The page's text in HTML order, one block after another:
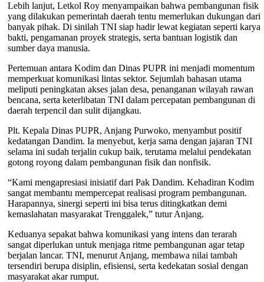
Lebih lanjut, Letkol Roy menyampaikan bahwa pembangunan fisik
yang dilakukan pemerintah daerah tentu memerlukan dukungan dari
banyak pihak. Di sinilah TNI siap hadir lewat kegiatan seperti karya
bakti, pengamanan proyek strategis, serta bantuan logistik dan
sumber daya manusia.
Pertemuan antara Kodim dan Dinas PUPR ini menjadi momentum
memperkuat komunikasi lintas sektor. Sejumlah bahasan utama
meliputi peningkatan akses jalan desa, penanganan wilayah rawan
bencana, serta keterlibatan TNI dalam percepatan pembangunan di
daerah terpencil dan sulit dijangkau.
Plt. Kepala Dinas PUPR, Anjang Purwoko, menyambut positif
kedatangan Dandim. Ia menyebut, kerja sama dengan jajaran TNI
selama ini sudah terjalin cukup baik, terutama melalui pendekatan
gotong royong dalam pembangunan fisik dan nonfisik.
“Kami mengapresiasi inisiatif dari Pak Dandim. Kehadiran Kodim
sangat membantu mempercepat realisasi program pembangunan.
Harapannya, sinergi seperti ini bisa terus ditingkatkan demi
kemaslahatan masyarakat Trenggalek,” tutur Anjang.
Keduanya sepakat bahwa komunikasi yang intens dan terarah
sangat diperlukan untuk menjaga ritme pembangunan agar tetap
berjalan lancar. TNI, menurut Anjang, membawa nilai tambah
tersendiri berupa disiplin, efisiensi, serta kedekatan sosial dengan
masyarakat akar rumput.